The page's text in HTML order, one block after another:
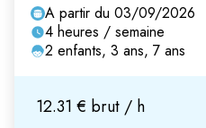
A partir du 03/09/2026
4 heures / semaine
2 enfants, 3 ans, 7 ans
12.31 € brut / h